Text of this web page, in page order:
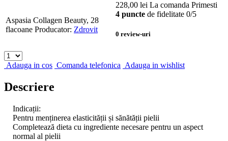
Aspasia Collagen Beauty, 28
flacoane Producator: Zdrovit
228,00 lei La comanda Primesti
4 puncte de fidelitate 0/5
0 review-uri
Adauga in cos Comanda telefonica Adauga in wishlist
Descriere
Indicații:
Pentru menținerea elasticității și sănătății pielii
Completează dieta cu ingrediente necesare pentru un aspect
normal al pielii